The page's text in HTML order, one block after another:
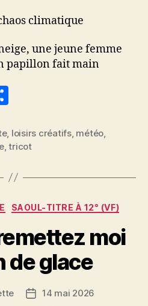
climatique
une jeune femme
papillon fait main
rt
a
g
, loisirs créatifs, météo,
,tricot
Catégories
SAOUL-TITRE À 12° (VF)
moi
de glace
Date14 mai 2026